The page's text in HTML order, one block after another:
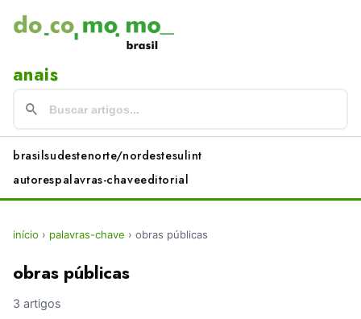
anais
brasilsudestenorte/nordestesulint
autorespalavras-chaveeditorial
início › palavras-chave › obras públicas
obras públicas
3 artigos